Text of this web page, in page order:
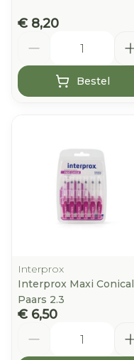
€ 8,20
Bestel
Interprox
Interprox Maxi Conical
Paars 2.3
€ 6,50